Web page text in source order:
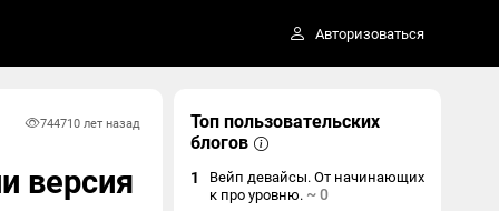
Авторизоваться
744710 лет назад
версия
Топ пользовательских
блогов
1
Вейп девайсы. От начинающих
к про уровню. ~0